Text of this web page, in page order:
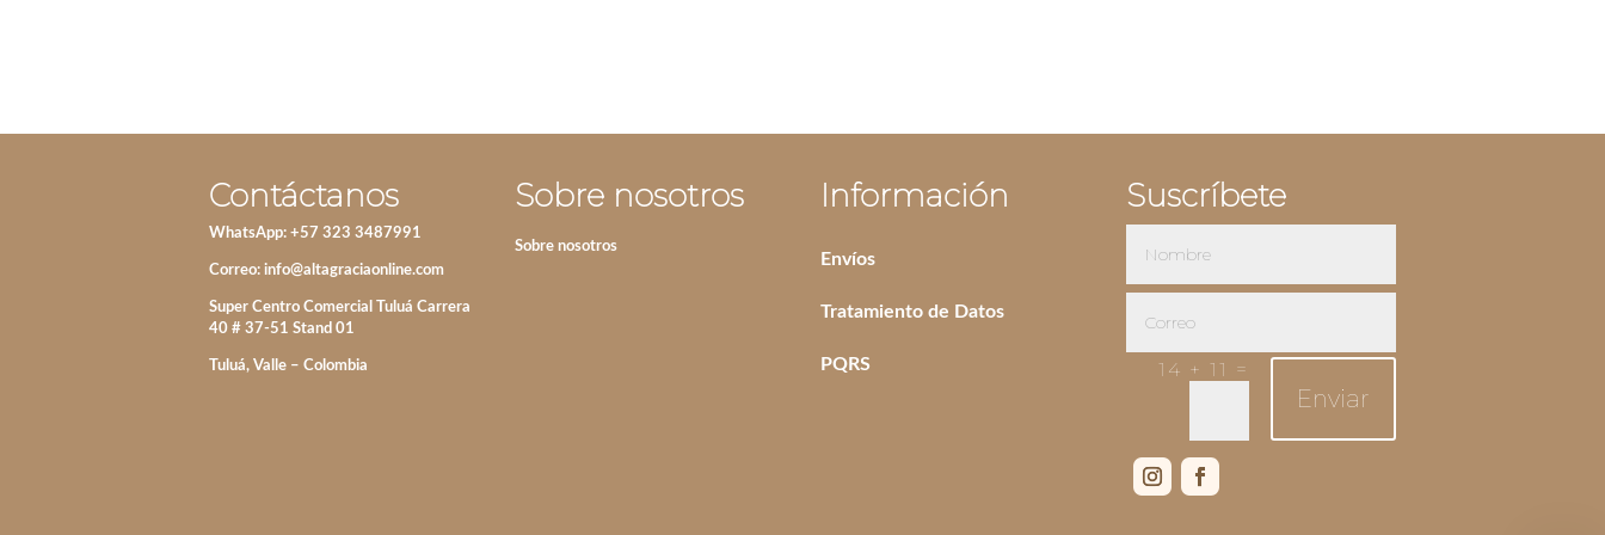
Contáctanos
WhatsApp: +57 323 3487991
Correo: info@altagraciaonline.com
Super Centro Comercial Tuluá Carrera
40 # 37-51 Stand 01
Tuluá, Valle – Colombia
Sobre nosotros
Sobre nosotros
Información
Envíos
Tratamiento de Datos
PQRS
Suscríbete
14 + 11 =
Enviar